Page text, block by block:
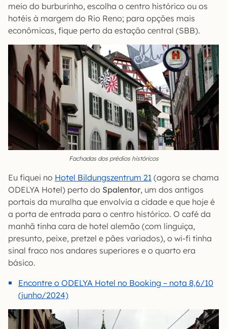
meio do burburinho, escolha o centro histórico ou os
hotéis à margem do Rio Reno; para opções mais
econômicas, fique perto da estação central (SBB).
Fachadas dos prédios históricos
Eu fiquei no Hotel Bildungszentrum 21 (agora se chama
ODELYA Hotel) perto do Spalentor, um dos antigos
portais da muralha que envolvia a cidade e que hoje é
a porta de entrada para o centro histórico. O café da
manhã tinha cara de hotel alemão (com linguiça,
presunto, peixe, pretzel e pães variados), o wi-fi tinha
sinal fraco nos andares superiores e o quarto era
básico.
Encontre o ODELYA Hotel no Booking – nota 8,6/10
(junho/2024)